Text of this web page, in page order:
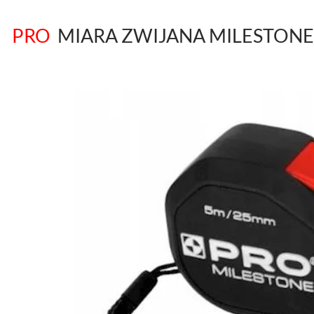
PRO MIARA ZWIJANA